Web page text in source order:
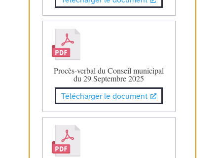
Procès-verbal du Conseil municipal
du 29 Septembre 2025
Télécharger le document